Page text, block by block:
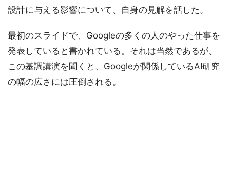
設計に与える影響について、自身の見解を話した。
最初のスライドで、Googleの多くの人のやった仕事を
発表していると書かれている。それは当然であるが、
この基調講演を聞くと、Googleが関係しているAI研究
の幅の広さには圧倒される。